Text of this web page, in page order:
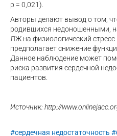
p = 0,021).
Авторы делают вывод о том,
родившихся недоношенными,
ЛЖ на физиологический стресс
предполагает снижение
Данное наблюдение может
риска развития сердечной
пациентов.
Источник: http://
#сердечная недостаточность